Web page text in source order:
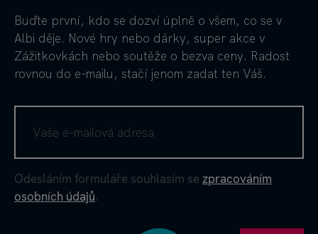
Buďte první, kdo se dozví úplně o všem, co se v
Albi děje. Nové hry nebo dárky, super akce v
Zážitkovkách nebo soutěže o bezva ceny. Radost
rovnou do e-mailu, stačí jenom zadat ten Váš.
Odesláním formuláře souhlasím se zpracováním
osobních údajů.